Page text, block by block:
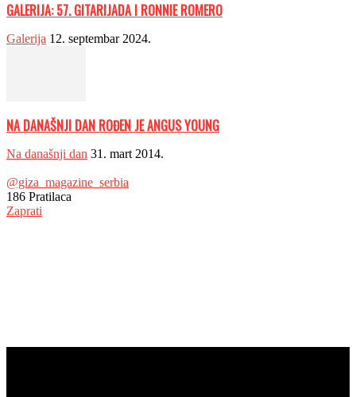
GALERIJA: 57. GITARIJADA I RONNIE ROMERO
Galerija 12. septembar 2024.
NA DANAŠNJI DAN ROĐEN JE ANGUS YOUNG
Na današnji dan 31. mart 2014.
@giza_magazine_serbia
186 Pratilaca
Zaprati